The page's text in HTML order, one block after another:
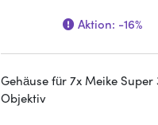
Aktion: -16%
Gehäuse für 7x Meike Super
Objektiv